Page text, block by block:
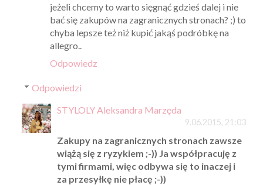
jeżeli chcemy to warto sięgnąć gdzieś dalej i nie
bać się zakupów na zagranicznych stronach? ;) to
chyba lepsze też niż kupić jakąś podróbkę na
allegro..
Odpowiedz
Odpowiedzi
STYLOLY Aleksandra Marzęda
9.06.2015, 21:03
Zakupy na zagranicznych stronach zawsze
wiążą się z ryzykiem ;-)) Ja współpracuję z
tymi firmami, więc odbywa się to inaczej i
za przesyłkę nie płacę ;-))